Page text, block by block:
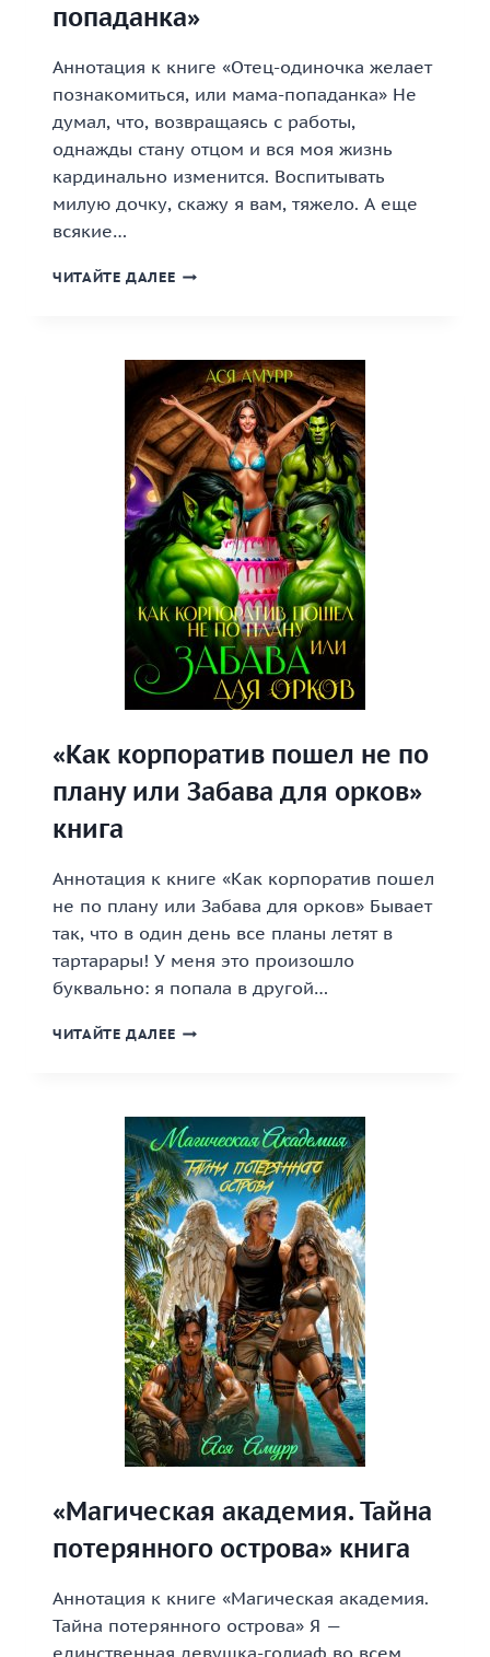
попаданка»
Аннотация к книге «Отец-одиночка желает
познакомиться, или мама-попаданка» Не
думал, что, возвращаясь с работы,
однажды стану отцом и вся моя жизнь
кардинально изменится. Воспитывать
милую дочку, скажу я вам, тяжело. А еще
всякие…
ЧИТАЙТЕ ДАЛЕЕ «ОТЕЦ-
ИЛИ
МАМА-
ПОПАДАНКА»
«Как корпоратив пошел не по
плану или Забава для орков»
книга
Аннотация к книге «Как корпоратив пошел
не по плану или Забава для орков» Бывает
так, что в один день все планы летят в
тартарары! У меня это произошло
буквально: я попала в другой…
ЧИТАЙТЕ ДАЛЕЕ «КАК
ПО
ПЛАНУ
ИЛИ
ЗАБАВА
ДЛЯ
ОРКОВ»
КНИГА
«Магическая академия. Тайна
потерянного острова» книга
Аннотация к книге «Магическая академия.
Тайна потерянного острова» Я —
единственная девушка-голиаф во всем